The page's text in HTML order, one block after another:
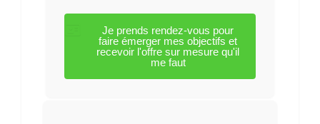
Je prends rendez-vous pour
faire émerger mes objectifs et
recevoir l'offre sur mesure qu'il
me faut